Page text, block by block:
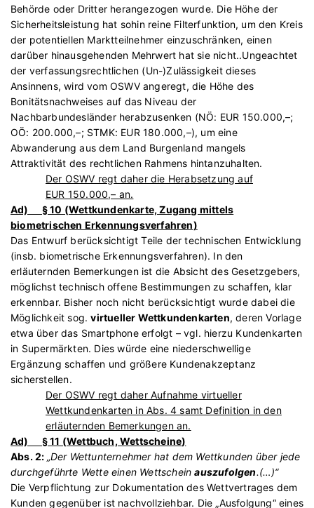
Behörde oder Dritter herangezogen wurde. Die Höhe der
Sicherheitsleistung hat sohin reine Filterfunktion, um den Kreis
der potentiellen Marktteilnehmer einzuschränken, einen
darüber hinausgehenden Mehrwert hat sie nicht..Ungeachtet
der verfassungsrechtlichen (Un-)Zulässigkeit dieses
Ansinnens, wird vom OSWV angeregt, die Höhe des
Bonitätsnachweises auf das Niveau der
Nachbarbundesländer herabzusenken (NÖ: EUR 150.000,–;
OÖ: 200.000,–; STMK: EUR 180.000,–), um eine
Abwanderung aus dem Land Burgenland mangels
Attraktivität des rechtlichen Rahmens hintanzuhalten.
Der OSWV regt daher die Herabsetzung auf
EUR 150.000,– an.
Ad) § 10 (Wettkundenkarte, Zugang mittels
biometrischen Erkennungsverfahren)
Das Entwurf berücksichtigt Teile der technischen Entwicklung
(insb. biometrische Erkennungsverfahren). In den
erläuternden Bemerkungen ist die Absicht des Gesetzgebers,
möglichst technisch offene Bestimmungen zu schaffen, klar
erkennbar. Bisher noch nicht berücksichtigt wurde dabei die
Möglichkeit sog.virtueller Wettkundenkarten, deren Vorlage
etwa über das Smartphone erfolgt – vgl. hierzu Kundenkarten
in Supermärkten. Dies würde eine niederschwellige
Ergänzung schaffen und größere Kundenakzeptanz
sicherstellen.
Der OSWV regt daher Aufnahme virtueller
Wettkundenkarten in Abs. 4 samt Definition in den
erläuternden Bemerkungen an.
Ad) § 11 (Wettbuch, Wettscheine)
Abs. 2: „Der Wettunternehmer hat dem Wettkunden über jede
durchgeführte Wette einen Wettscheinauszufolgen.(…)“
Die Verpflichtung zur Dokumentation des Wettvertrages dem
Kunden gegenüber ist nachvollziehbar. Die „Ausfolgung“ eines